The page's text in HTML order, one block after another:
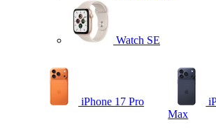
Watch SE
iPhone 17 Pro
Max